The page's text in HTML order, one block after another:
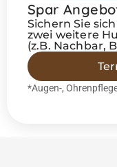
Spar
Sichern Sie
zwei weitere
(z.B. Nachbar,
*Augen-,